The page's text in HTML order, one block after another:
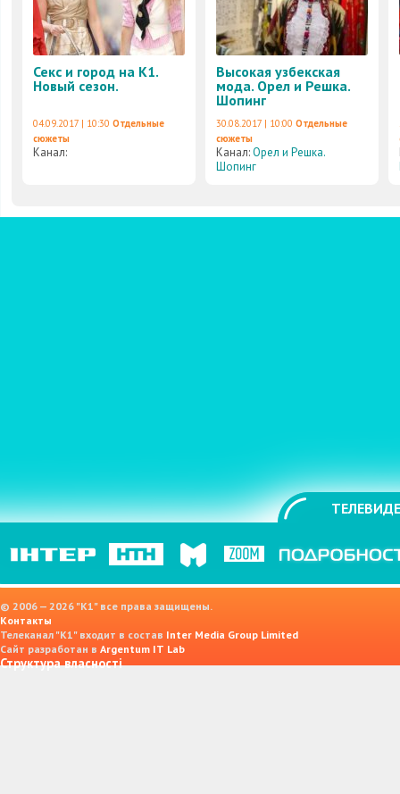
Секс и город на К1.
Новый сезон.
04.09.2017 | 10:30 Отдельные
сюжеты
Канал:
Высокая узбекская
мода. Орел и Решка.
Шопинг
30.08.2017 | 10:00 Отдельные
сюжеты
Канал:Орел и Решка.
Шопинг
© 2006 — 2026 "K1" все права защищены.
Контакты
Телеканал "К1" входит в состав Inter Media Group Limited
Сайт разработан в Argentum IT Lab
Структура власності